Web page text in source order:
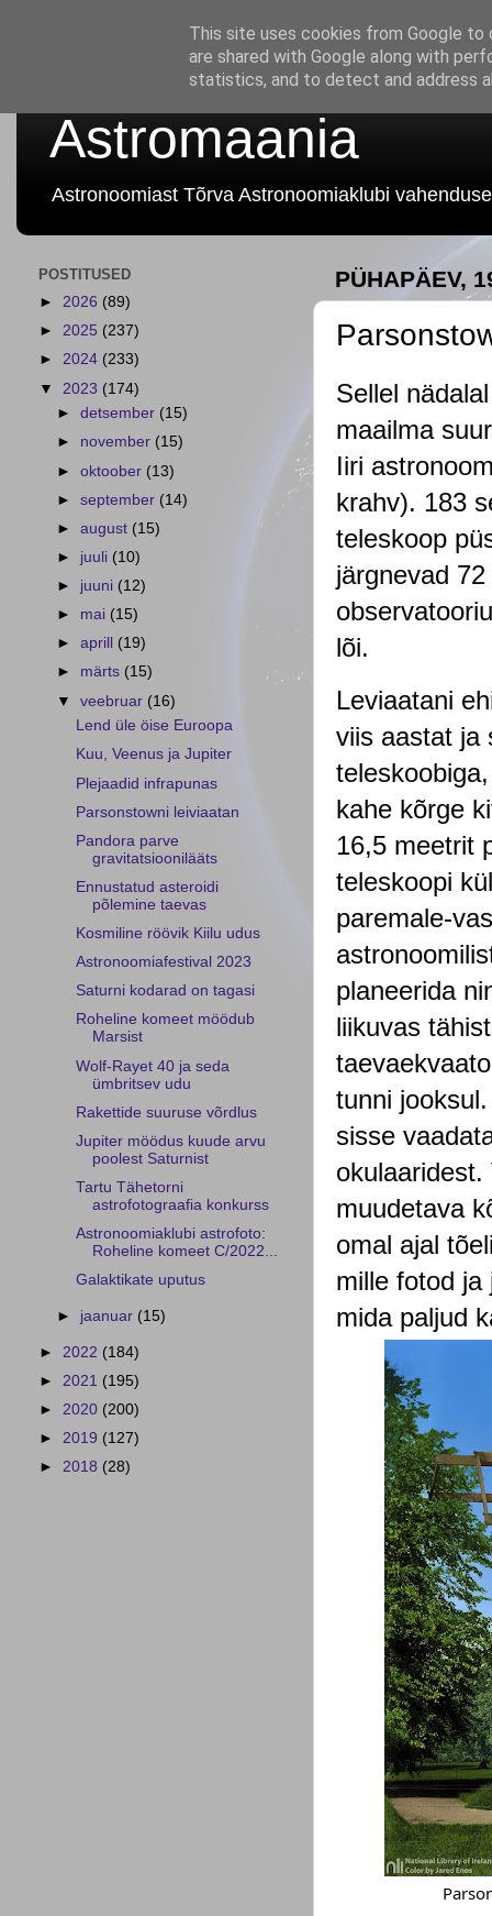
Astromaania
Astronoomiast Tõrva Astronoomiaklubi
PÜHAPÄEV,
Sellel
maailma
Iiri
krahv). 183
teleskoop
järgnevad
lõi.
Leviaatani
viis aastat ja
kahe kõrge
16,5 meetrit
teleskoopi
paremale-
planeerida
liikuvas
tunni
sisse
muudetava
omal ajal
mille fotod ja
mida paljud
POSTITUSED
► 2026 (89)
► 2025 (237)
► 2024 (233)
▼ 2023 (174)
►detsember (15)
► november (15)
►oktoober (13)
►september (14)
►august (15)
► juuli (10)
► juuni (12)
► mai (15)
►aprill (19)
► märts (15)
▼veebruar (16)
Lend üle öise Euroopa
Kuu, Veenus ja Jupiter
Plejaadid infrapunas
Parsonstowni leiviaatan
Pandora parve
gravitatsioonilääts
Ennustatud asteroidi
põlemine taevas
Kosmiline röövik Kiilu udus
Astronoomiafestival 2023
Saturni kodarad on tagasi
Roheline komeet möödub
Marsist
Wolf-Rayet 40 ja seda
ümbritsev udu
Rakettide suuruse võrdlus
Jupiter möödus kuude arvu
poolest Saturnist
Tartu Tähetorni
astrofotograafia konkurss
Astronoomiaklubi astrofoto:
Roheline komeet C/2022...
Galaktikate uputus
► jaanuar (15)
► 2022 (184)
► 2021 (195)
► 2020 (200)
► 2019 (127)
► 2018 (28)
This site uses cookies from Google to
are shared with Google along with
statistics, and to detect and address